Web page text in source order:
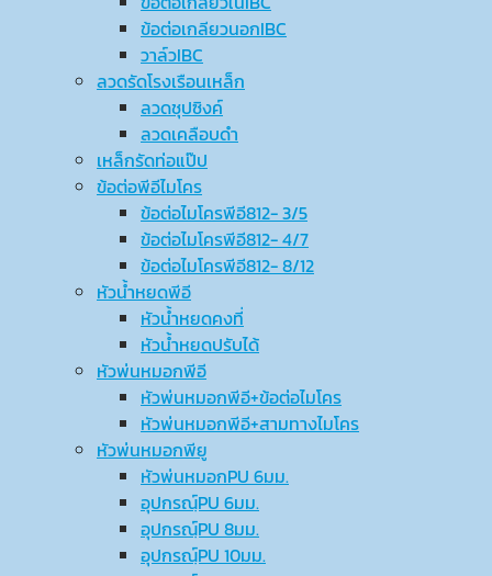
ข้อต่อเกลียวนอกIBC
วาล์วIBC
ลวดรัดโรงเรือนเหล็ก
ลวดชุปซิงค์
ลวดเคลือบดำ
เหล็กรัดท่อแป๊ป
ข้อต่อพีอีไมโคร
ข้อต่อไมโครพีอี812- 3/5
ข้อต่อไมโครพีอี812- 4/7
ข้อต่อไมโครพีอี812- 8/12
หัวน้ำหยดพีอี
หัวน้ำหยดคงที่
หัวน้ำหยดปรับได้
หัวพ่นหมอกพีอี
หัวพ่นหมอกพีอี+ข้อต่อไมโคร
หัวพ่นหมอกพีอี+สามทางไมโคร
หัวพ่นหมอกพียู
หัวพ่นหมอกPU 6มม.
อุปกรณ์ฺPU 6มม.
อุปกรณ์ฺPU 8มม.
อุปกรณ์ฺPU 10มม.